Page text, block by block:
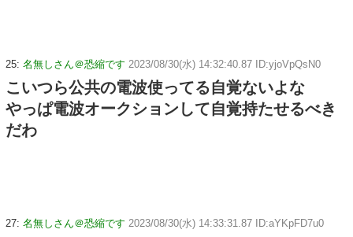
25: 名無しさん＠恐縮です 2023/08/30(水) 14:32:40.87 ID:yjoVpQsN0
こいつら公共の電波使ってる自覚ないよな
やっぱ電波オークションして自覚持たせるべき
だわ
27: 名無しさん＠恐縮です 2023/08/30(水) 14:33:31.87 ID:aYKpFD7u0